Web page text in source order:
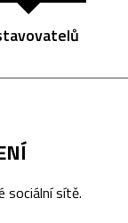
sociální sítě.